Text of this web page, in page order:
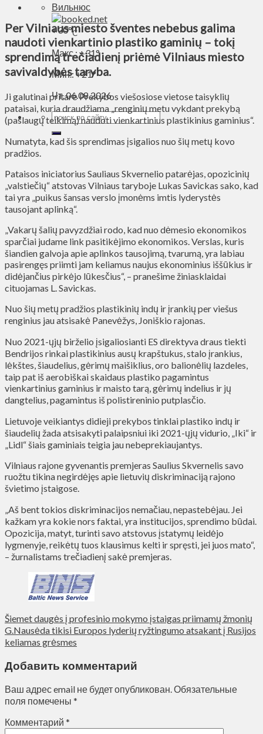
Вильнюс
+30°C
Макс.:+31°
Мин.:+21°
Чт, 06.08.2026
Per Vilniaus miesto šventes nebebus galima
naudoti vienkartinio plastiko gaminių – tokį
sprendimą trečiadienį priėmė Vilniaus miesto
savivaldybės taryba.
Ji galutinai pritarė Prekybos viešosiose vietose taisyklių
pataisai, kuria draudžiama „renginių metu vykdant prekybą
(paslaugų teikimą) naudoti vienkartinius plastikinius gaminius“.
Numatyta, kad šis sprendimas įsigalios nuo šių metų kovo
pradžios.
Pataisos iniciatorius Sauliaus Skvernelio patarėjas, opozicinių
„valstiečių“ atstovas Vilniaus taryboje Lukas Savickas sako, kad
tai yra „puikus šansas verslo įmonėms imtis lyderystės
tausojant aplinką“.
„Vakarų šalių pavyzdžiai rodo, kad nuo dėmesio ekonomikos
sparčiai judame link pasitikėjimo ekonomikos. Verslas, kuris
šiandien galvoja apie aplinkos tausojimą, tvarumą, yra labiau
pasirengęs priimti jam keliamus naujus ekonominius iššūkius ir
didėjančius pirkėjo lūkesčius“, – pranešime žiniasklaidai
cituojamas L. Savickas.
Nuo šių metų pradžios plastikinių indų ir įrankių per viešus
renginius jau atsisakė Panevėžys, Joniškio rajonas.
Nuo 2021-ųjų birželio įsigaliosianti ES direktyva draus tiekti
Bendrijos rinkai plastikinius ausų krapštukus, stalo įrankius,
lėkštes, šiaudelius, gėrimų maišiklius, oro balionėlių lazdeles,
taip pat iš aerobiškai skaidaus plastiko pagamintus
vienkartinius gaminius ir maisto tarą, gėrimų indelius ir jų
dangtelius, pagamintus iš polistireninio putplasčio.
Lietuvoje veikiantys didieji prekybos tinklai plastiko indų ir
šiaudelių žada atsisakyti palaipsniui iki 2021-ųjų vidurio, „Iki“ ir
„Lidl“ šiais gaminiais teigia jau nebeprekiaujantys.
Vilniaus rajone gyvenantis premjeras Saulius Skvernelis savo
ruožtu tikina negirdėjęs apie lietuvių diskriminaciją rajono
švietimo įstaigose.
„Aš bent tokios diskriminacijos nemačiau, nepastebėjau. Jei
kažkam yra kokie nors faktai, yra institucijos, sprendimo būdai.
Opozicija, matyt, turinti savo atstovus įstatymų leidėjo
lygmenyje, reikėtų tuos klausimus kelti ir spręsti, jei juos mato“,
– žurnalistams trečiadienį sakė premjeras.
Šiemet daugės į profesinio mokymo įstaigas priimamų žmonių
G.Nausėda tikisi Europos lyderių ryžtingumo atsakant į Rusijos
keliamas grėsmes
Добавить комментарий
Ваш адрес email не будет опубликован.Обязательные
поля помечены *
Комментарий *